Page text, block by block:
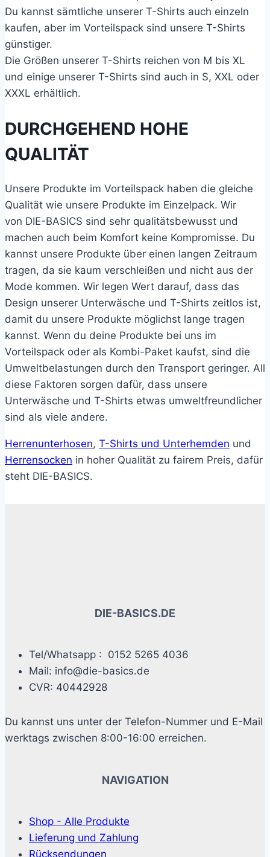
Du kannst sämtliche unserer T-Shirts auch einzeln
kaufen, aber im Vorteilspack sind unsere T-Shirts
günstiger.
Die Größen unserer T-Shirts reichen von M bis XL
und einige unserer T-Shirts sind auch in S, XXL oder
XXXL erhältlich.
DURCHGEHEND HOHE
QUALITÄT
Unsere Produkte im Vorteilspack haben die gleiche
Qualität wie unsere Produkte im Einzelpack. Wir
von DIE-BASICS sind sehr qualitätsbewusst und
machen auch beim Komfort keine Kompromisse. Du
kannst unsere Produkte über einen langen Zeitraum
tragen, da sie kaum verschleißen und nicht aus der
Mode kommen. Wir legen Wert darauf, dass das
Design unserer Unterwäsche und T-Shirts zeitlos ist,
damit du unsere Produkte möglichst lange tragen
kannst. Wenn du deine Produkte bei uns im
Vorteilspack oder als Kombi-Paket kaufst, sind die
Umweltbelastungen durch den Transport geringer. All
diese Faktoren sorgen dafür, dass unsere
Unterwäsche und T-Shirts etwas umweltfreundlicher
sind als viele andere.
Herrenunterhosen, T-Shirts und Unterhemden und
Herrensocken in hoher Qualität zu fairem Preis, dafür
steht DIE-BASICS.
DIE-BASICS.DE
Tel/Whatsapp : 0152 5265 4036
Mail: info@die-basics.de
CVR: 40442928
Du kannst uns unter der Telefon-Nummer und E-Mail
werktags zwischen 8:00-16:00 erreichen.
NAVIGATION
Shop - Alle Produkte
Lieferung und Zahlung
Rücksendungen